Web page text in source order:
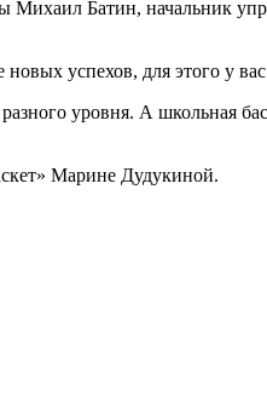
Михаил Батин, начальник
успехов, для этого у
уровня. А школьная
Марине Дудукиной.